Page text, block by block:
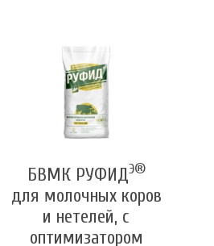
БВМК РУФИДЭ®
для молочных коров
и нетелей, с
оптимизатором